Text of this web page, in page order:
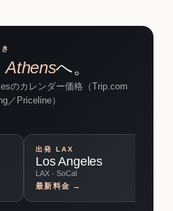
Athensへ。
のカレンダー価格（Trip.com
／Priceline）
出発 LAX
Los Angeles
LAX · SoCal
最新料金 →